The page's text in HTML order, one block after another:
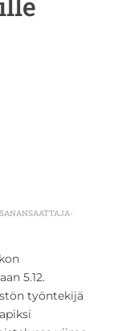
5.12.
työntekijä